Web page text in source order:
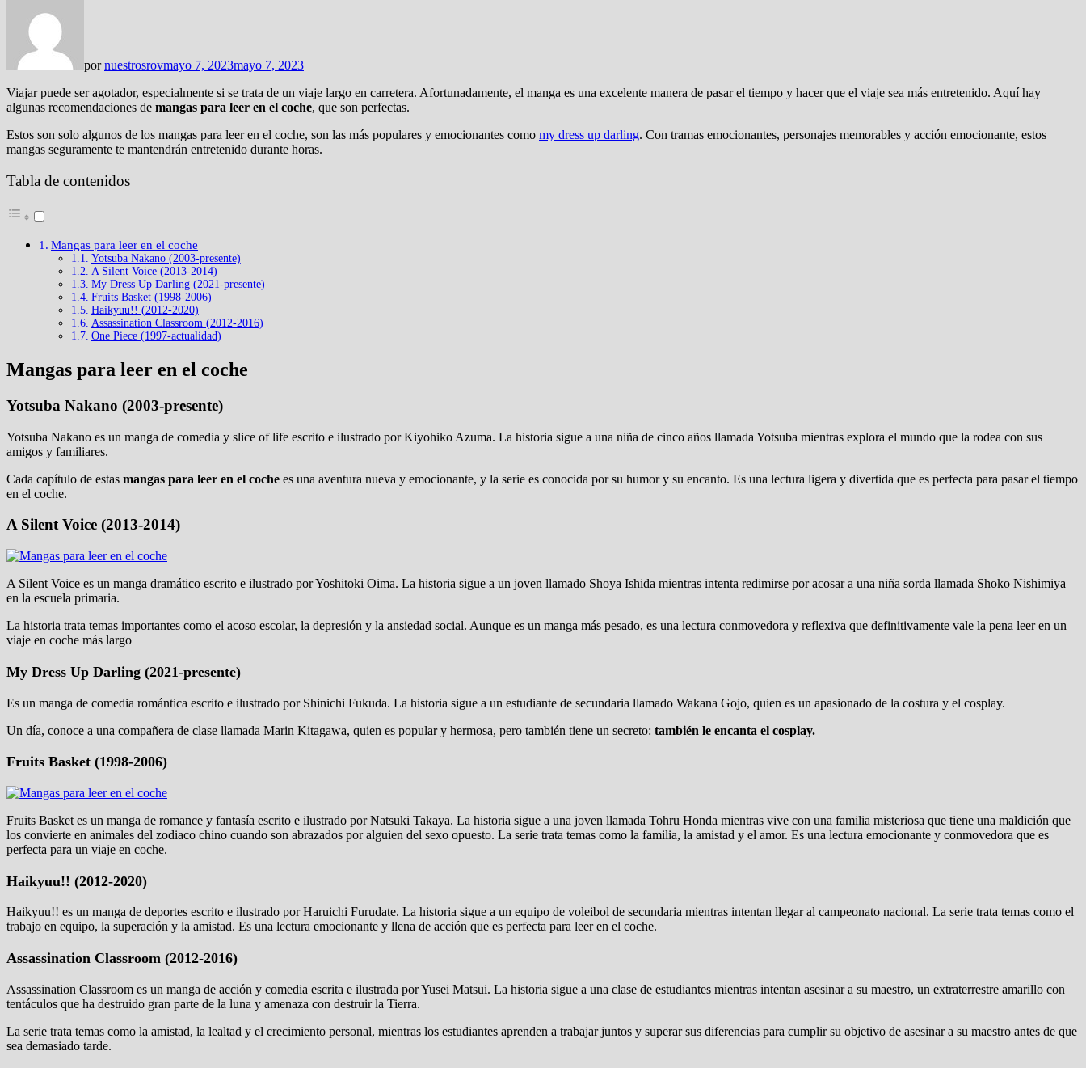
pornuestrosrovmayo 7, 2023mayo 7, 2023
Viajar puede ser agotador, especialmente si se trata de un viaje largo en carretera. Afortunadamente, el manga es una excelente manera de pasar el tiempo y hacer que el viaje sea más entretenido. Aquí hay
algunas recomendaciones de mangas para leer en el coche, que son perfectas.
Estos son solo algunos de los mangas para leer en el coche, son las más populares y emocionantes como my dress up darling. Con tramas emocionantes, personajes memorables y acción emocionante, estos
mangas seguramente te mantendrán entretenido durante horas.
Tabla de contenidos
Mangas para leer en el coche
Yotsuba Nakano (2003-presente)
A Silent Voice (2013-2014)
My Dress Up Darling (2021-presente)
Fruits Basket (1998-2006)
Haikyuu!! (2012-2020)
Assassination Classroom (2012-2016)
One Piece (1997-actualidad)
Mangas para leer en el coche
Yotsuba Nakano (2003-presente)
Yotsuba Nakano es un manga de comedia y slice of life escrito e ilustrado por Kiyohiko Azuma. La historia sigue a una niña de cinco años llamada Yotsuba mientras explora el mundo que la rodea con sus
amigos y familiares.
Cada capítulo de estas mangas para leer en el coche es una aventura nueva y emocionante, y la serie es conocida por su humor y su encanto. Es una lectura ligera y divertida que es perfecta para pasar el tiempo
en el coche.
A Silent Voice (2013-2014)
A Silent Voice es un manga dramático escrito e ilustrado por Yoshitoki Oima. La historia sigue a un joven llamado Shoya Ishida mientras intenta redimirse por acosar a una niña sorda llamada Shoko Nishimiya
en la escuela primaria.
La historia trata temas importantes como el acoso escolar, la depresión y la ansiedad social. Aunque es un manga más pesado, es una lectura conmovedora y reflexiva que definitivamente vale la pena leer en un
viaje en coche más largo
My Dress Up Darling (2021-presente)
Es un manga de comedia romántica escrito e ilustrado por Shinichi Fukuda. La historia sigue a un estudiante de secundaria llamado Wakana Gojo, quien es un apasionado de la costura y el cosplay.
Un día, conoce a una compañera de clase llamada Marin Kitagawa, quien es popular y hermosa, pero también tiene un secreto: también le encanta el cosplay.
Fruits Basket (1998-2006)
Fruits Basket es un manga de romance y fantasía escrito e ilustrado por Natsuki Takaya. La historia sigue a una joven llamada Tohru Honda mientras vive con una familia misteriosa que tiene una maldición que
los convierte en animales del zodiaco chino cuando son abrazados por alguien del sexo opuesto. La serie trata temas como la familia, la amistad y el amor. Es una lectura emocionante y conmovedora que es
perfecta para un viaje en coche.
Haikyuu!! (2012-2020)
Haikyuu!! es un manga de deportes escrito e ilustrado por Haruichi Furudate. La historia sigue a un equipo de voleibol de secundaria mientras intentan llegar al campeonato nacional. La serie trata temas como el
trabajo en equipo, la superación y la amistad. Es una lectura emocionante y llena de acción que es perfecta para leer en el coche.
Assassination Classroom (2012-2016)
Assassination Classroom es un manga de acción y comedia escrita e ilustrada por Yusei Matsui. La historia sigue a una clase de estudiantes mientras intentan asesinar a su maestro, un extraterrestre amarillo con
tentáculos que ha destruido gran parte de la luna y amenaza con destruir la Tierra.
La serie trata temas como la amistad, la lealtad y el crecimiento personal, mientras los estudiantes aprenden a trabajar juntos y superar sus diferencias para cumplir su objetivo de asesinar a su maestro antes de que
sea demasiado tarde.